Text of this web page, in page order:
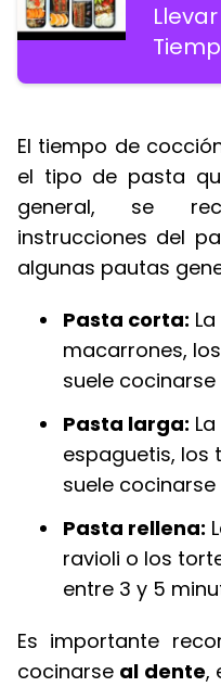
El tiempo de
el tipo de pasta
general, se
instrucciones del
algunas pautas
Pasta corta:
macarrones,
suele cocinarse
Pasta larga:
espaguetis, los
suele cocinarse
Pasta rellena:
ravioli o los
entre 3 y 5
Es importante
cocinarse al dente,